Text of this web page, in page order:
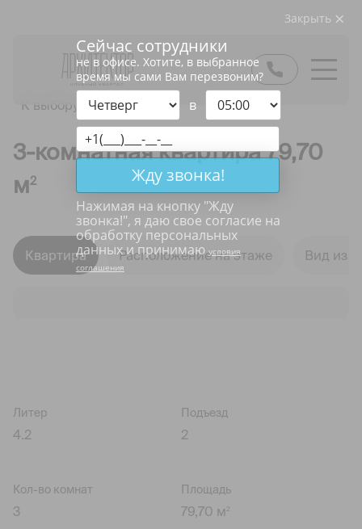
К выбору квартир
3-комнатная квартира 79,70
м2
Литер
4.2
Подъезд
2
Кол-во комнат
3
Площадь
79,70 м 2
Квартира Расположение на этаже Вид из
Закрыть
Сейчас сотрудники
не в офисе. Хотите, в выбранное
время мы сами Вам перезвоним?
в
Жду звонка!
Нажимая на кнопку "Жду
звонка!", я даю свое согласие на
обработку персональных
данных и принимаюусловия
соглашения